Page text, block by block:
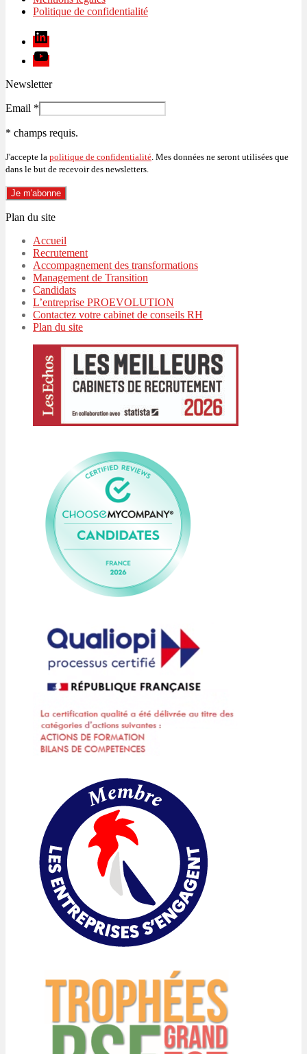
Politique de confidentialité
Linkedin
Youtube
Newsletter
Email *
* champs requis.
J'accepte la politique de confidentialité. Mes données ne seront utilisées que
dans le but de recevoir des newsletters.
Plan du site
Accueil
Recrutement
Accompagnement des transformations
Management de Transition
Candidats
L’entreprise PROEVOLUTION
Contactez votre cabinet de conseils RH
Plan du site